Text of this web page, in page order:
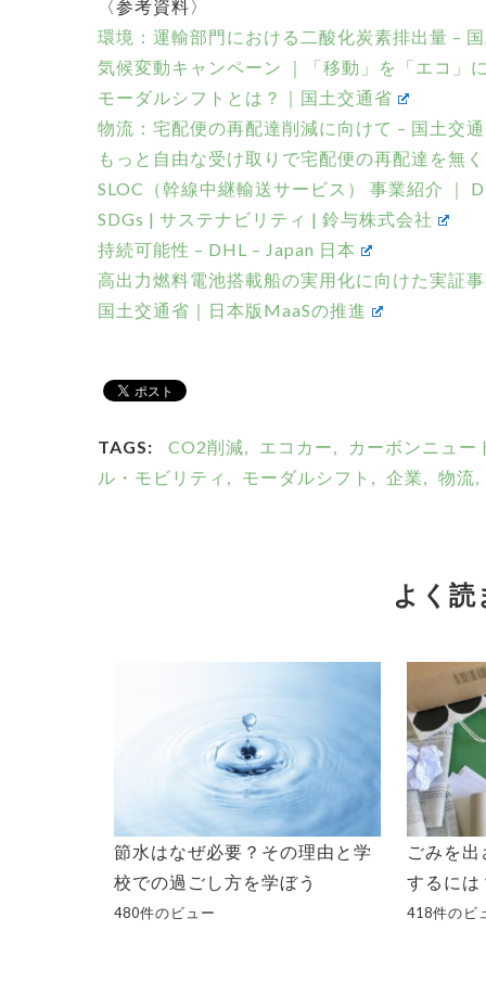
〈参考資料〉
環境：運輸部門における二酸化炭素排出量 –
気候変動キャンペーン ｜「移動」を「エコ」
モーダルシフトとは？｜国土交通省
物流：宅配便の再配達削減に向けて – 国土交
もっと自由な受け取りで宅配便の再配達を無
SLOC（幹線中継輸送サービス） 事業紹介 ｜
SDGs | サステナビリティ | 鈴与株式会社
持続可能性 – DHL – Japan 日本
高出力燃料電池搭載船の実用化に向けた実証
国土交通省｜日本版MaaSの推進
TAGS: CO2削減, エコカー,
カーボンニュー
ル・モビリティ,
モーダルシフト, 企業, 物流,
よく読
節水はなぜ必要？その理由と学
校での過ごし方を学ぼう
480件のビュー
ごみを
するに
418件のビ